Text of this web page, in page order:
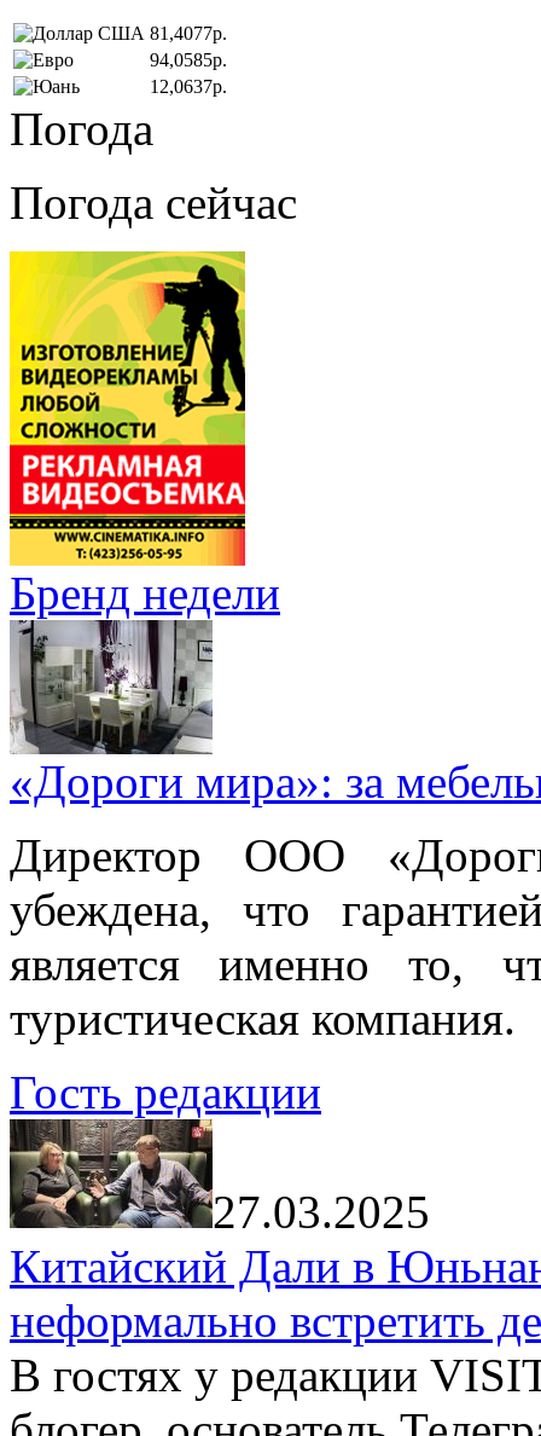
81,4077р.
94,0585р.
12,0637р.
Погода
Погода сейчас
Бренд недели
«Дороги мира»: за
Директор ООО
убеждена, что
является именно то,
туристическая компания.
Гость редакции
27.03.2025
Китайский Дали в
неформально встретить
В гостях у редакции